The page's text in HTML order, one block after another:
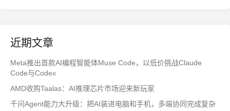
近期文章
Meta推出首款AI编程智能体Muse Code，以低价挑战Claude
Code与Codex
AMD收购Taalas：AI推理芯片市场迎来新玩家
千问Agent能力大升级：把AI装进电脑和手机，多端协同完成复杂